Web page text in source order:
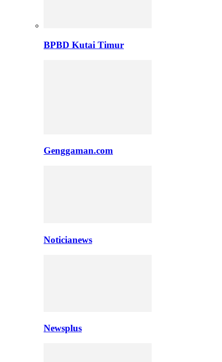
BPBD Kutai Timur
Genggaman.com
Noticianews
Newsplus